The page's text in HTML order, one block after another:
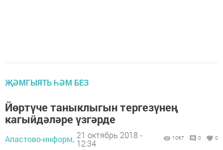
ҖӘМГЫЯТЬ ҺӘМ БЕЗ
Йөртүче таныклыгын тергезүнең
кагыйдәләре үзгәрде
Апастово-информ, 21 октябрь 2018 -
12:34
1067 0 0